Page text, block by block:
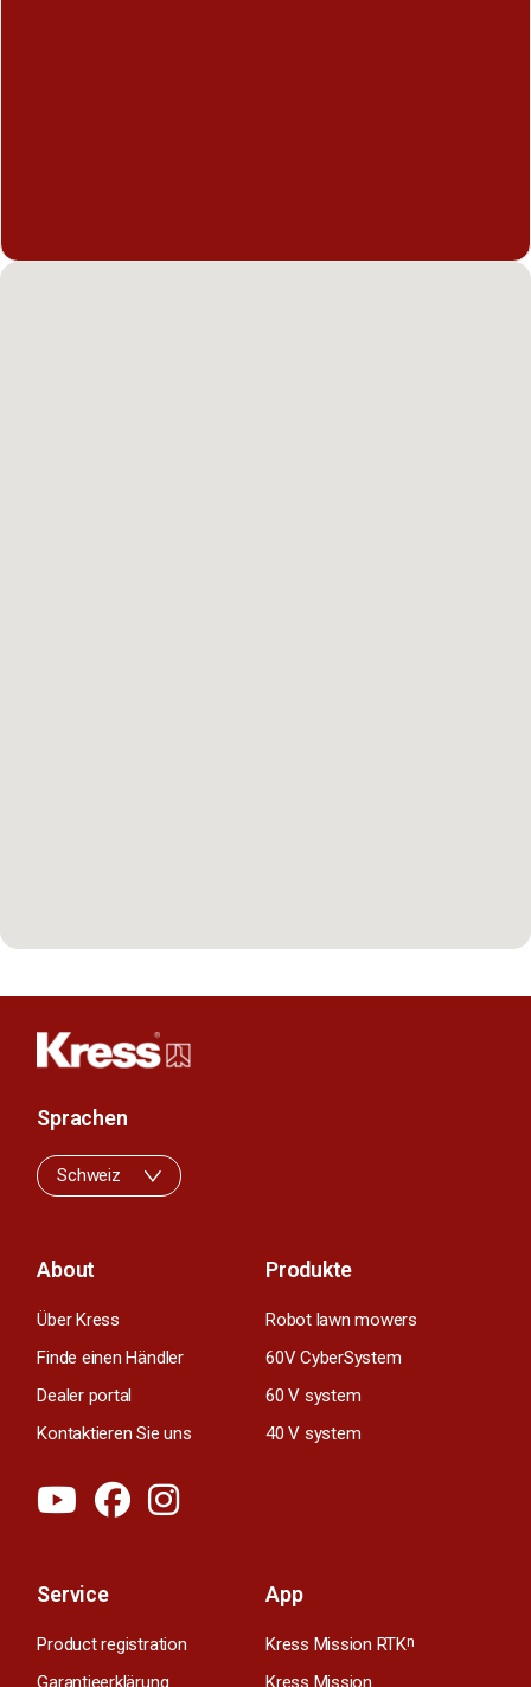
About
Über Kress
Finde einen Händler
Dealer portal
Kontaktieren Sie uns
Produkte
Robot lawn mowers
60V CyberSystem
60 V system
40 V system
Service
Product registration
Garantieerklärung
App
Kress Mission RTKn
Kress Mission
Sprachen
Schweiz